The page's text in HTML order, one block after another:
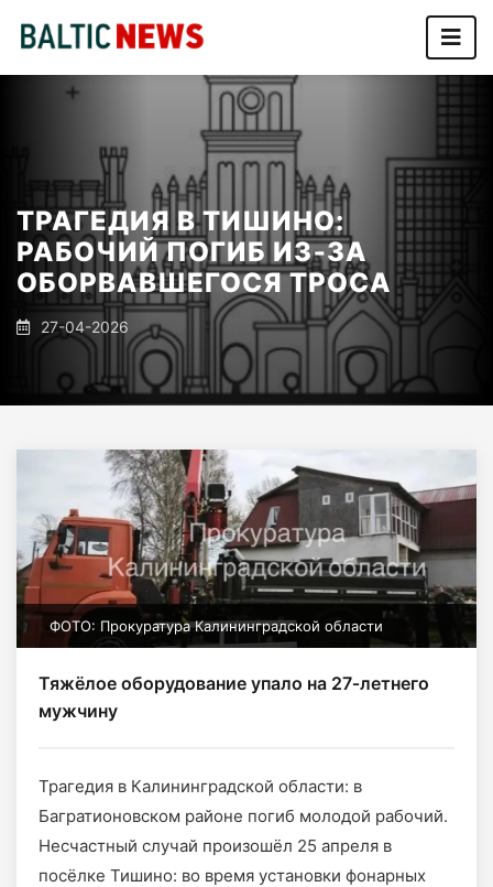
ТРАГЕДИЯ В ТИШИНО:
РАБОЧИЙ ПОГИБ ИЗ‑ЗА
ОБОРВАВШЕГОСЯ ТРОСА
27-04-2026
ФОТО: Прокуратура Калининградской области
Тяжёлое оборудование упало на 27‑летнего
мужчину
Трагедия в Калининградской области: в
Багратионовском районе погиб молодой рабочий.
Несчастный случай произошёл 25 апреля в
посёлке Тишино: во время установки фонарных